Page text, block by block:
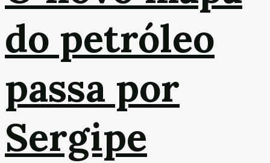
do petróleo
passa por
Sergipe